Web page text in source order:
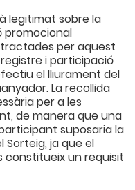
legitimat sobre la
promocional
per aquest
i participació
el lliurament del
La recollida
per a les
de manera que una
suposaria la
Sorteig, ja que el
constitueix un requisit